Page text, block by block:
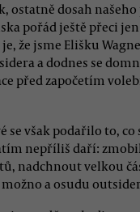
ostatně dosah
pořád ještě přeci
že jsme Elišku
a dodnes se
před započetím
se však podařilo to, co
nepříliš daří:
nadchnout velkou
a osudu